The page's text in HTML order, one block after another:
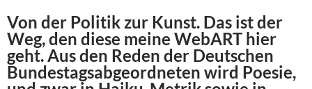
Von der Politik zur Kunst. Das ist der
Weg, den diese meine WebART hier
geht. Aus den Reden der Deutschen
Bundestagsabgeordneten wird Poesie,